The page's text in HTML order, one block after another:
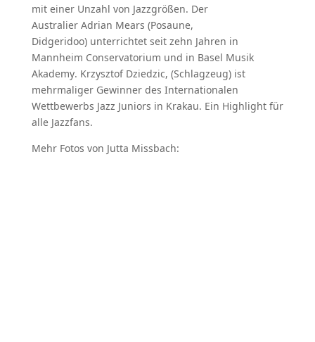
mit einer Unzahl von Jazzgrößen. Der
Australier Adrian Mears (Posaune,
Didgeridoo) unterrichtet seit zehn Jahren in
Mannheim Conservatorium und in Basel Musik
Akademy. Krzysztof Dziedzic, (Schlagzeug) ist
mehrmaliger Gewinner des Internationalen
Wettbewerbs Jazz Juniors in Krakau. Ein Highlight für
alle Jazzfans.
Mehr Fotos von Jutta Missbach: